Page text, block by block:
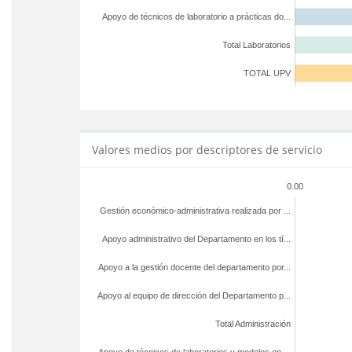
TOTAL UPV
Total Laboratorios
Apoyo de técnicos de laboratorio a prácticas do...
Valores medios por descriptores de servicio
0.00
Total Administración
Apoyo al equipo de dirección del Departamento p...
Apoyo a la gestión docente del departamento por...
Apoyo administrativo del Departamento en los tí...
Gestión económico-administrativa realizada por ...